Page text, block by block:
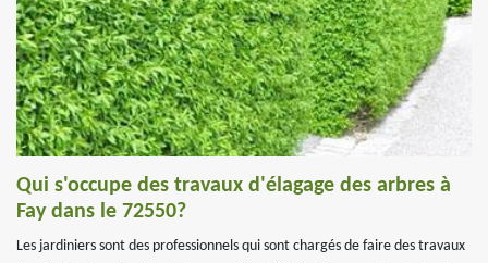
Qui s'occupe des travaux d'élagage des arbres à
Fay dans le 72550?
Les jardiniers sont des professionnels qui sont chargés de faire des travaux